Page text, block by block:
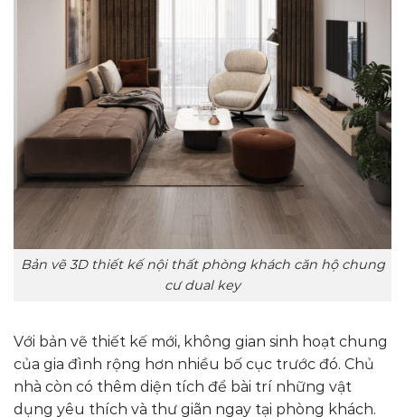
Bản vẽ 3D thiết kế nội thất phòng khách căn hộ chung
cư dual key
Với bản vẽ thiết kế mới, không gian sinh hoạt chung
của gia đình rộng hơn nhiều bố cục trước đó. Chủ
nhà còn có thêm diện tích để bài trí những vật
dụng yêu thích và thư giãn ngay tại phòng khách.